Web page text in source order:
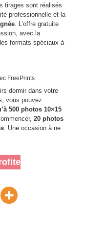
tirages sont réalisés
professionnelle et la
. L’offre gratuite
avec la
formats spéciaux à
FreePrints
dormir dans votre
vous pouvez
500 photos 10×15
20 photos
. Une occasion à ne